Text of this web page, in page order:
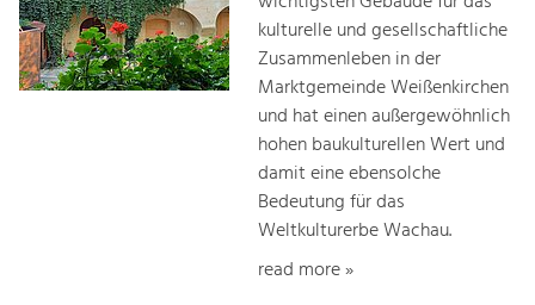
kulturelle und gesellschaftliche
Zusammenleben in der
Marktgemeinde Weißenkirchen
und hat einen außergewöhnlich
hohen baukulturellen Wert und
damit eine ebensolche
Bedeutung für das
Weltkulturerbe Wachau.
read more »